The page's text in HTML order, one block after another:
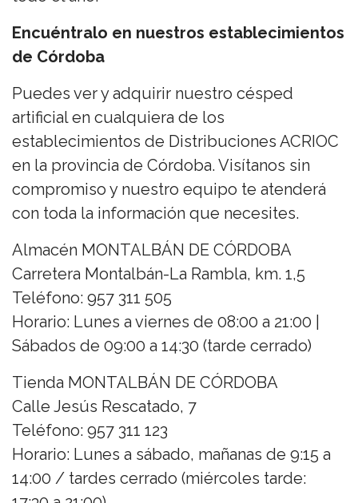
Encuéntralo en nuestros establecimientos
de Córdoba
Puedes ver y adquirir nuestro césped
artificial en cualquiera de los
establecimientos de Distribuciones ACRIOC
en la provincia de Córdoba. Visítanos sin
compromiso y nuestro equipo te atenderá
con toda la información que necesites.
Almacén MONTALBÁN DE CÓRDOBA
Carretera Montalbán-La Rambla, km. 1,5
Teléfono: 957 311 505
Horario: Lunes a viernes de 08:00 a 21:00 |
Sábados de 09:00 a 14:30 (tarde cerrado)
Tienda MONTALBÁN DE CÓRDOBA
Calle Jesús Rescatado, 7
Teléfono: 957 311 123
Horario: Lunes a sábado, mañanas de 9:15 a
14:00 / tardes cerrado (miércoles tarde: